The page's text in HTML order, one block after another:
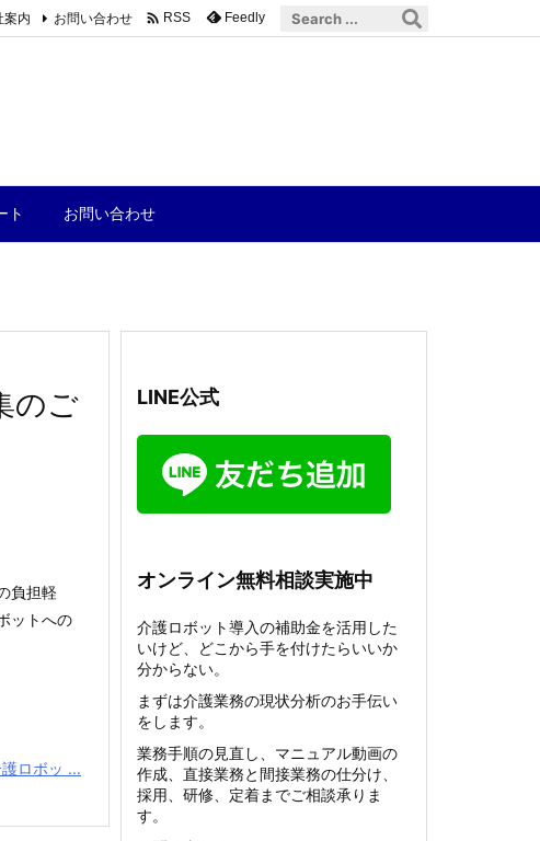
ト お問い合わせ
案内 お問い合わせ  RSS Feedly
のご
負担軽
ットへの
ロボッ ...
LINE公式
オンライン無料相談実施中
介護ロボット導入の補助金を活用した
いけど、どこから手を付けたらいいか
分からない。
まずは介護業務の現状分析のお手伝い
をします。
業務手順の見直し、マニュアル動画の
作成、直接業務と間接業務の仕分け、
採用、研修、定着までご相談承りま
す。